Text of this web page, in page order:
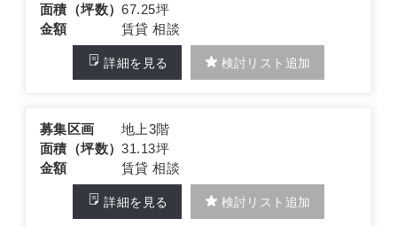
面積（坪数）67.25坪
金額
賃貸 相談
詳細を見る 検討リスト追加
募集区画
地上3階
面積（坪数）31.13坪
金額
賃貸 相談
詳細を見る 検討リスト追加